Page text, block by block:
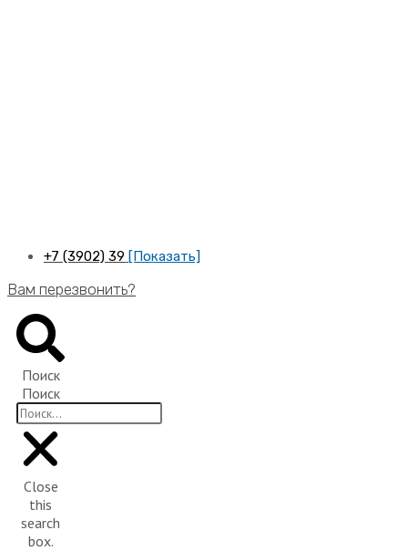
+7 (3902) 39 [Показать]
Вам перезвонить?
Поиск
Поиск
Close
this
search
box.